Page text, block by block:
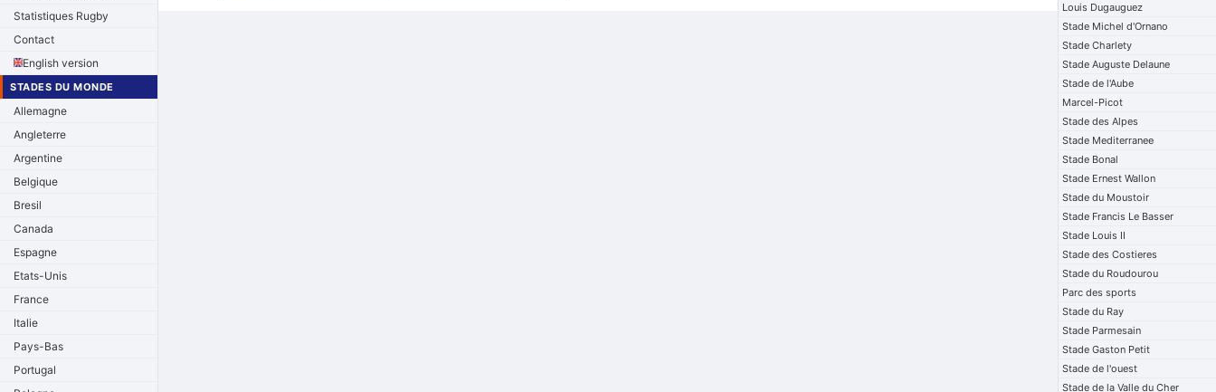
Statistiques Rugby
Contact
English version
STADES DU MONDE
Allemagne
Angleterre
Argentine
Belgique
Bresil
Canada
Espagne
Etats-Unis
France
Italie
Pays-Bas
Portugal
Louis Dugauguez
Stade Michel d'Ornano
Stade Charlety
Stade Auguste Delaune
Stade de l'Aube
Marcel-Picot
Stade des Alpes
Stade Mediterranee
Stade Bonal
Stade Ernest Wallon
Stade du Moustoir
Stade Francis Le Basser
Stade Louis II
Stade des Costieres
Stade du Roudourou
Parc des sports
Stade du Ray
Stade Parmesain
Stade Gaston Petit
Stade de l'ouest
Stade de la Valle du Cher